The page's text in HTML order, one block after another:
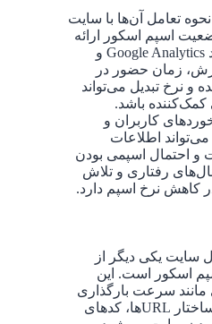
تعامل آن‌ها با سایت
اسپم اسکور ارائه
دهد. استفاده از ابزارهایی مانند Google Analytics و
زمان حضور در
و نرخ تبدیل می‌تواند
باشد.
کاربران و
اطلاعات
و احتمال اسپمی بودن
رفتاری و تلاش
کاهش نرخ اسپم دارد.
سایت یکی دیگر از
اسکور است. این
مانند سرعت بارگذاری
صفحات، بهینه‌سازی تصاویر، ساختار URL‌ها، کدهای